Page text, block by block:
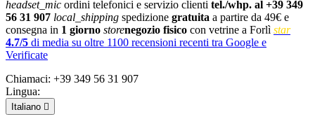
headset_mic ordini telefonici e servizio clienti tel./whp. al +39 349
56 31 907 local_shipping spedizione gratuita a partire da 49€ e
consegna in 1 giorno storenegozio fisico con vetrine a Forlì star
4.7/5 di media su oltre 1100 recensioni recenti tra Google e
Verificate
Chiamaci: +39 349 56 31 907
Lingua:
Italiano 